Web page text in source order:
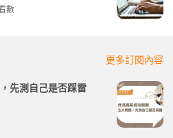
數
更多訂閱內容
先測自己是否踩雷